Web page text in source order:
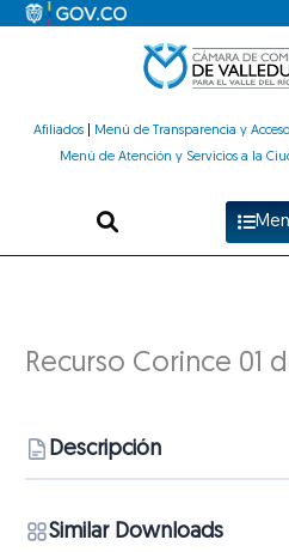
Afiliados| Menú de Transparencia y
Menú de Atención y Servicios a la
Recurso Corince 01
Descripción
Similar Downloads